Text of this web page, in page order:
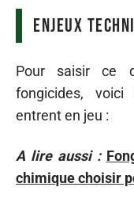
Enjeux
Pour saisir ce
fongicides,
entrent en jeu :
A lire aussi :
chimique choisir